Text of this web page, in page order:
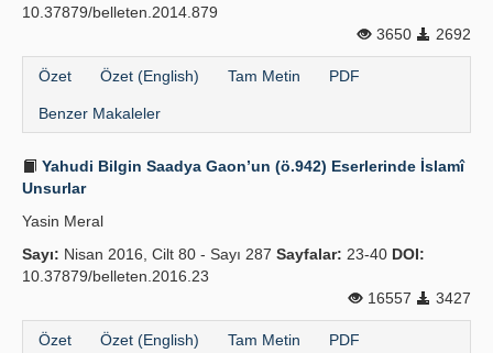
10.37879/belleten.2014.879
3650
2692
Özet Özet (English) Tam Metin PDF
Benzer Makaleler
Yahudi Bilgin Saadya Gaon’un (ö.942) Eserlerinde İslamî
Unsurlar
Yasin Meral
Sayı: Nisan 2016, Cilt 80 - Sayı 287 Sayfalar: 23-40 DOI:
10.37879/belleten.2016.23
16557
3427
Özet Özet (English) Tam Metin PDF